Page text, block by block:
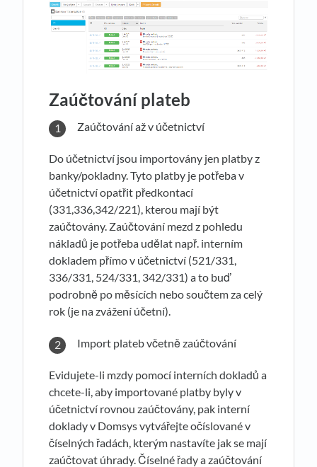
Zaúčtování plateb
Zaúčtování až v účetnictví
Do účetnictví jsou importovány jen platby z
banky/pokladny. Tyto platby je potřeba v
účetnictví opatřit předkontací
(331,336,342/221), kterou mají být
zaúčtovány. Zaúčtování mezd z pohledu
nákladů je potřeba udělat např. interním
dokladem přímo v účetnictví (521/331,
336/331, 524/331, 342/331) a to buď
podrobně po měsících nebo součtem za celý
rok (je na zvážení účetní).
Import plateb včetně zaúčtování
Evidujete-li mzdy pomocí interních dokladů a
chcete-li, aby importované platby byly v
účetnictví rovnou zaúčtovány, pak interní
doklady v Domsys vytvářejte očíslované v
číselných řadách, kterým nastavíte jak se mají
zaúčtovat úhrady. Číselné řady a zaúčtování